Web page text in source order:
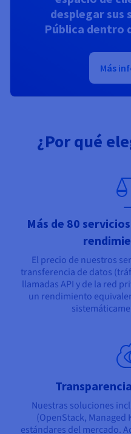
desplegar sus
Pública dentro
Más
¿Por qué
Más de 80
El precio de nuestros
transferencia de datos
llamadas API y de la red
un rendimiento
Nuestras soluciones
(OpenStack, Managed
estándares del mercado.